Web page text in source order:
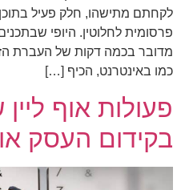
לקחתם מתישהו, חלק פעיל
פרסומית לחלוטין. היופי
מדובר בכמה דקות של העברת
כמו באינטרנט, הכיף […]
פעולות אוף
בקידום העסק